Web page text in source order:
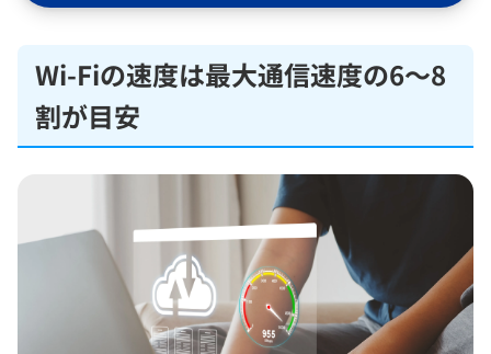
Wi-Fiの速度は最大通信速度の6〜8
割が目安